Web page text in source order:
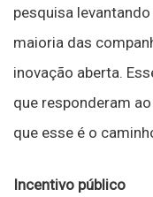
pesquisa
maioria das
inovação aberta.
que responderam
que esse é o
Incentivo público